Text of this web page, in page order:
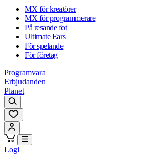
MX för kreatörer
MX för programmerare
På resande fot
Ultimate Ears
För spelande
För företag
Programvara
Erbjudanden
Planet
Logi